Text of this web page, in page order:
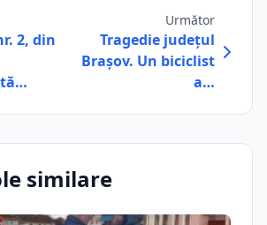
2, din
Următor
Tragedie județul
Brașov. Un biciclist
a…
similare